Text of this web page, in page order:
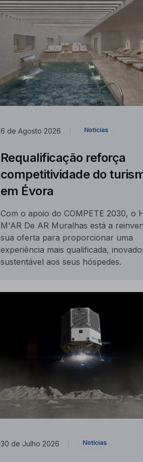
6 de Agosto 2026 Notícias
Requalificação reforça
competitividade do
em Évora
Com o apoio do COMPETE 2030, o
M'AR De AR Muralhas está a
sua oferta para proporcionar uma
experiência mais qualificada,
sustentável aos seus hóspedes.
30 de Julho 2026 Notícias